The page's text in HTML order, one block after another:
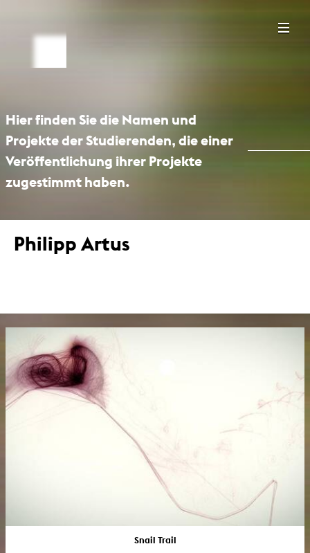
Hier finden Sie die Namen und
Projekte der Studierenden, die einer
Veröffentlichung ihrer Projekte
zugestimmt haben.
Philipp Artus
Snail Trail